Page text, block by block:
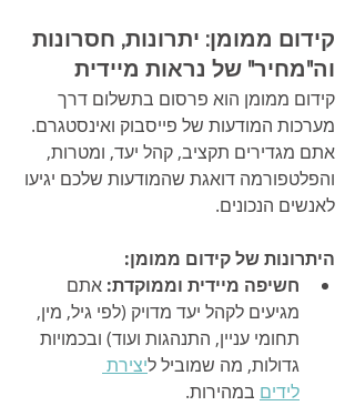
קידום ממומן: יתרונות, חסרונות
וה"מחיר" של נראות מיידית
קידום ממומן הוא פרסום בתשלום דרך
מערכות המודעות של פייסבוק ואינסטגרם.
אתם מגדירים תקציב, קהל יעד, ומטרות,
והפלטפורמה דואגת שהמודעות שלכם יגיעו
לאנשים הנכונים.
היתרונות של קידום ממומן:
חשיפה מיידית וממוקדת: אתם
מגיעים לקהל יעד מדויק (לפי גיל, מין,
תחומי עניין, התנהגות ועוד) ובכמויות
גדולות, מה שמוביל ליצירת
לידים במהירות.